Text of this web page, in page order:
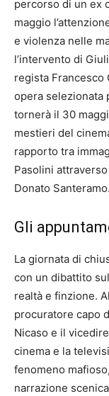
percorso di un ex
maggio
e violenza nelle
l’intervento di
regista Francesco
opera selezionata
tornerà il 30
mestieri del
rapporto tra
Pasolini
Donato Santeramo.
Gli
La giornata di
con un dibattito
realtà e finzione.
procuratore capo
Nicaso e il
cinema e la
fenomeno
narrazione